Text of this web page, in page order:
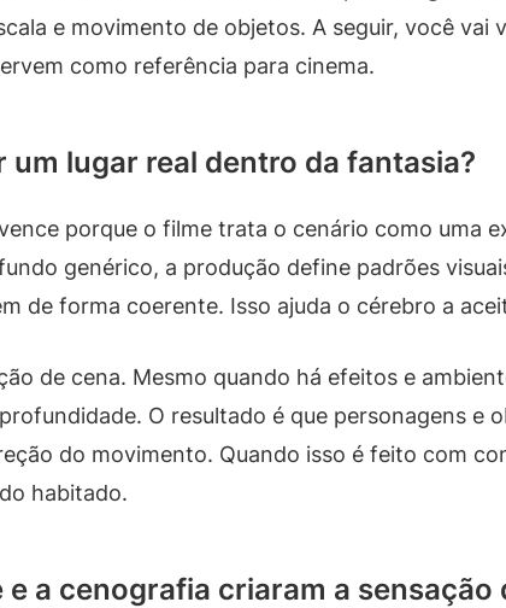
e movimento de objetos. A seguir, você vai
como referência para cinema.
um lugar real dentro da fantasia?
porque o filme trata o cenário como uma
genérico, a produção define padrões
de forma coerente. Isso ajuda o cérebro a
de cena. Mesmo quando há efeitos e
O resultado é que personagens e
do movimento. Quando isso é feito com
habitado.
a cenografia criaram a sensação